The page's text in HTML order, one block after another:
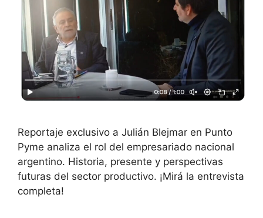
Reportaje exclusivo a Julián Blejmar en Punto
Pyme analiza el rol del empresariado nacional
argentino. Historia, presente y perspectivas
futuras del sector productivo. ¡Mirá la entrevista
completa!